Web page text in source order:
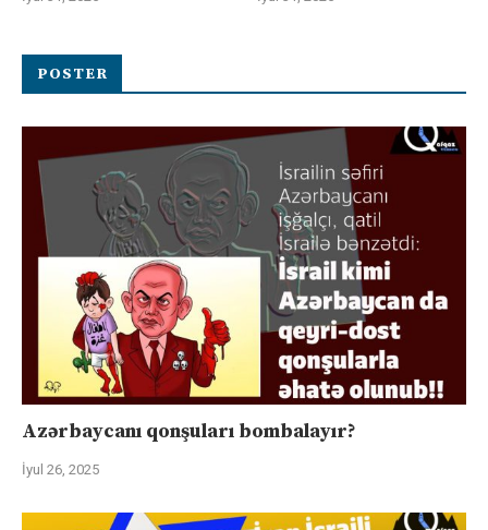
POSTER
Azərbaycanı qonşuları bombalayır?
İyul 26, 2025